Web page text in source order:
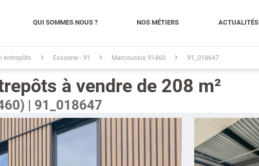
QUI SOMMES NOUS ? NOS MÉTIERS ACTUALITÉS
entrepôts Essonne - 91 Marcoussis 91460 91_018647
à vendre de 208 m²
| 91_018647